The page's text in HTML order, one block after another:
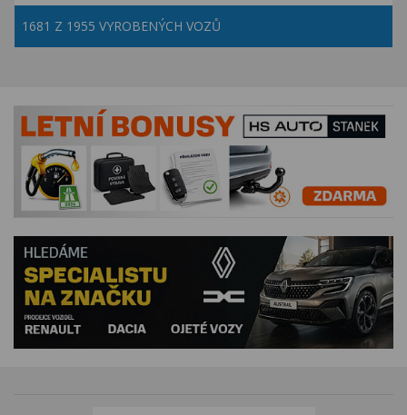
1681 Z 1955 VYROBENÝCH VOZŮ